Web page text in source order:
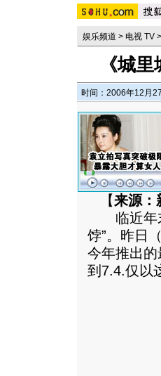
娱乐频道 > 电视 TV >
《城
时间：2006年12月
【来源：
临近年末
饽”。昨日
今年推出
到7.4.仅以